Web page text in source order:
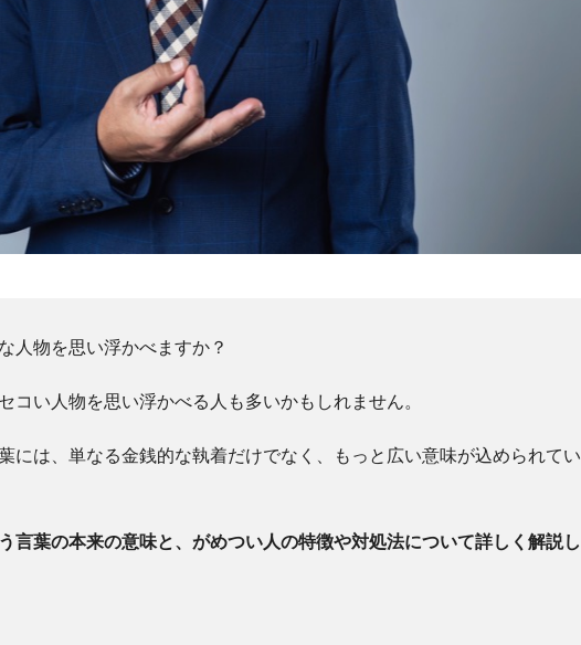
人物を思い浮かべますか？
コい人物を思い浮かべる人も多いかもしれません。
には、単なる金銭的な執着だけでなく、もっと広い意味が込められてい
言葉の本来の意味と、がめつい人の特徴や対処法について詳しく解説し